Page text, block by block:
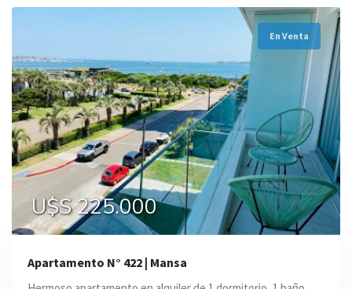
En Venta
U$S 225.000
Apartamento N° 422 | Mansa